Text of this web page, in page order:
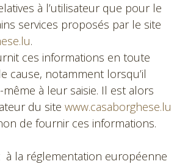
à l’utilisateur que pour le
services proposés par le site
.
ces informations en toute
cause, notamment lorsqu’il
à leur saisie. Il est alors
du site www.casaborghese.lu
de fournir ces informations.
la réglementation européenne